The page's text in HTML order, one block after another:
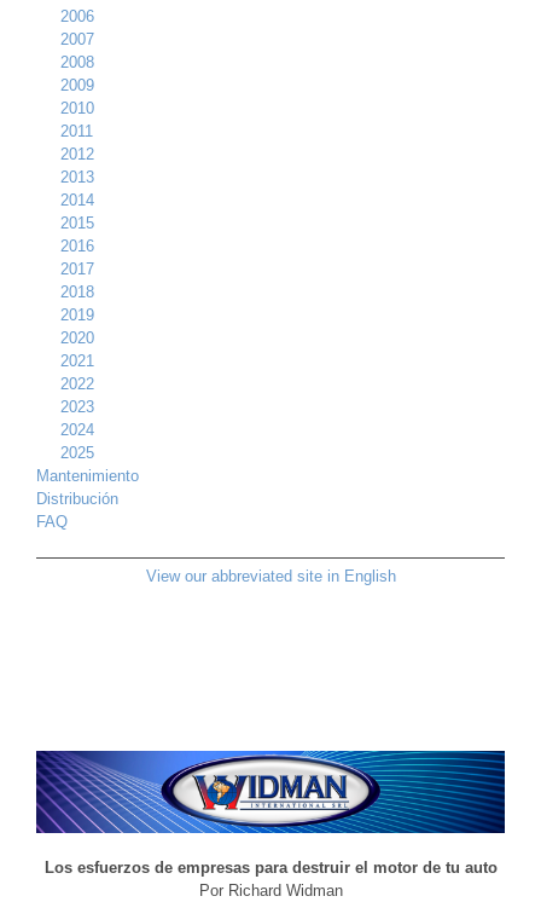
2006
2007
2008
2009
2010
2011
2012
2013
2014
2015
2016
2017
2018
2019
2020
2021
2022
2023
2024
2025
Mantenimiento
Distribución
FAQ
View our abbreviated site in English
Los esfuerzos de empresas para destruir el motor de tu auto
Por Richard Widman